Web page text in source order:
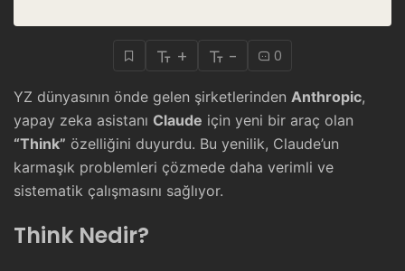
+ - 0
YZ dünyasının önde gelen şirketlerinden Anthropic,
yapay zeka asistanı Claude için yeni bir araç olan
“Think” özelliğini duyurdu. Bu yenilik, Claude’un
karmaşık problemleri çözmede daha verimli ve
sistematik çalışmasını sağlıyor.
Think Nedir?